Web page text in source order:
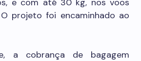
e com até 30 kg, nos voos
projeto foi encaminhado ao
a cobrança de bagagem